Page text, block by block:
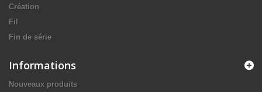
Création
Fil
Fin de série
Informations
Nouveaux produits